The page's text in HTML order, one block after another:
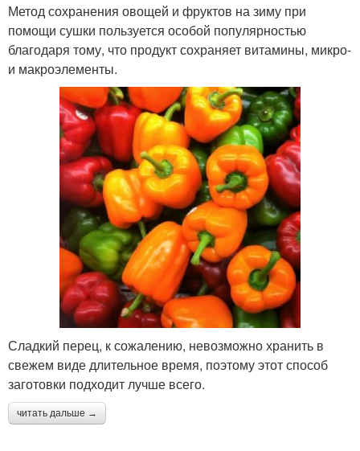
Метод сохранения овощей и фруктов на зиму при
помощи сушки пользуется особой популярностью
благодаря тому, что продукт сохраняет витамины, микро-
и макроэлементы.
Сладкий перец, к сожалению, невозможно хранить в
свежем виде длительное время, поэтому этот способ
заготовки подходит лучше всего.
читать дальше →